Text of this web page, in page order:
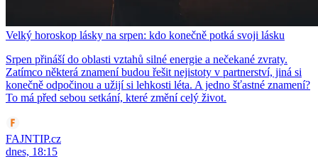
Velký horoskop lásky na srpen: kdo konečně potká svoji lásku
Srpen přináší do oblasti vztahů silné energie a nečekané zvraty.
Zatímco některá znamení budou řešit nejistoty v partnerství, jiná si
konečně odpočinou a užijí si lehkosti léta. A jedno šťastné znamení?
To má před sebou setkání, které změní celý život.
FAJNTIP.cz
dnes, 18:15